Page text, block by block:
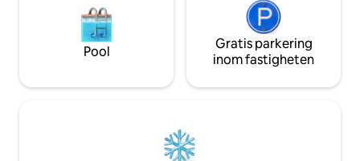
Pool
Gratis parkering
inom fastigheten